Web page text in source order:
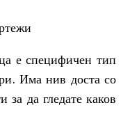
е специфичен тип
Има нив доста со
за да гледате каков